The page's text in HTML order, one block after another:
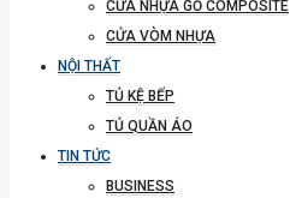
CỬA NHỰA GỖ COMPOSITE
CỬA VÒM NHỰA
NỘI THẤT
TỦ KỆ BẾP
TỦ QUẦN ÁO
TIN TỨC
BUSINESS